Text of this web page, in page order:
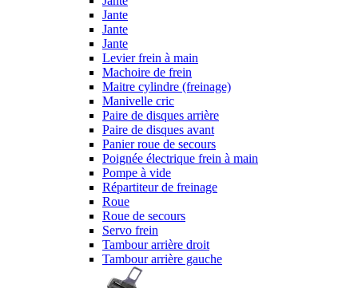
Jante
Jante
Jante
Levier frein à main
Machoire de frein
Maitre cylindre (freinage)
Manivelle cric
Paire de disques arrière
Paire de disques avant
Panier roue de secours
Poignée électrique frein à main
Pompe à vide
Répartiteur de freinage
Roue
Roue de secours
Servo frein
Tambour arrière droit
Tambour arrière gauche